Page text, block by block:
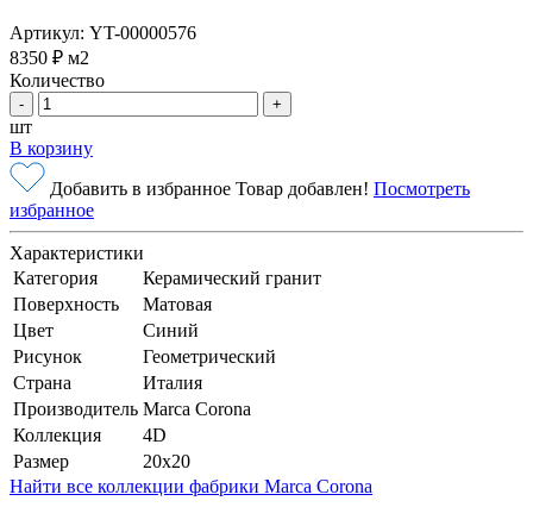
Артикул: YT-00000576
8350 ₽ м2
Количество
- +
шт
В корзину
Добавить в избранное Товар добавлен! Посмотреть
избранное
Характеристики
Категория
Керамический гранит
Поверхность
Матовая
Цвет
Синий
Рисунок
Геометрический
Страна
Италия
Производитель Marca Corona
Коллекция
4D
Размер
20x20
Найти все коллекции фабрики Marca Corona